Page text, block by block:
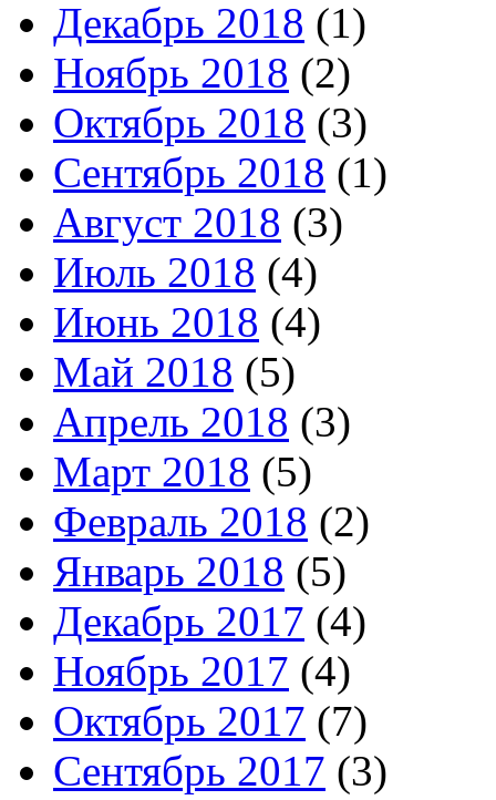
Декабрь 2018 (1)
Ноябрь 2018 (2)
Октябрь 2018 (3)
Сентябрь 2018 (1)
Август 2018 (3)
Июль 2018 (4)
Июнь 2018 (4)
Май 2018 (5)
Апрель 2018 (3)
Март 2018 (5)
Февраль 2018 (2)
Январь 2018 (5)
Декабрь 2017 (4)
Ноябрь 2017 (4)
Октябрь 2017 (7)
Сентябрь 2017 (3)